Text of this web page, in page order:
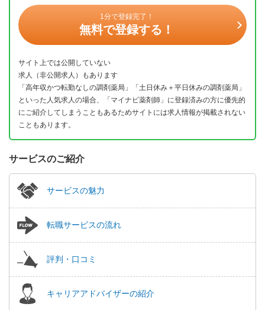
1分で登録完了！
無料で登録する！
サイト上では公開していない
求人（非公開求人）もあります
「高年収かつ転勤なしの調剤薬局」「土日休み＋平日休みの調剤薬局」
といった人気求人の場合、「マイナビ薬剤師」に登録済みの方に優先的
にご紹介してしまうこともあるためサイトには求人情報が掲載されない
こともあります。
サービスのご紹介
サービスの魅力
転職サービスの流れ
評判・口コミ
キャリアアドバイザーの紹介